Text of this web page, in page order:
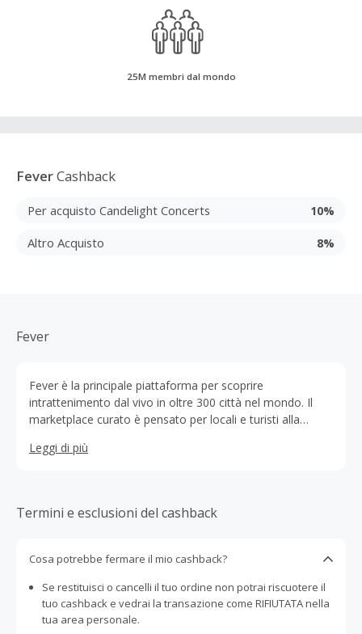
25M membri dal mondo
FeverCashback
Per acquisto Candelight Concerts 10%
Altro Acquisto 8%
Fever
Fever è la principale piattaforma per scoprire
intrattenimento dal vivo in oltre 300 città nel mondo. Il
marketplace curato è pensato per locali e turisti alla
immersive, concerti, festival e molto altro.
Leggi di più
Termini e esclusioni del cashback
Cosa potrebbe fermare il mio cashback?
Se restituisci o cancelli il tuo ordine non potrai riscuotere il
tuo cashback e vedrai la transazione come RIFIUTATA nella
tua area personale.